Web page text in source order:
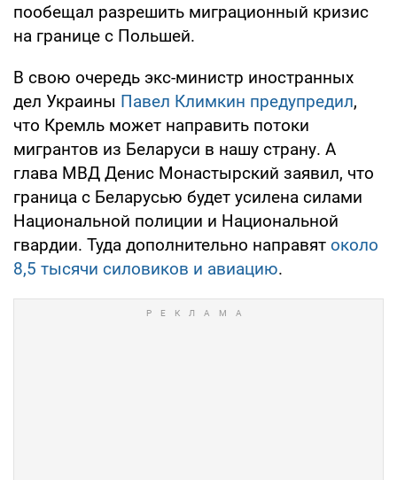
пообещал разрешить миграционный кризис
на границе с Польшей.
В свою очередь экс-министр иностранных
дел Украины Павел Климкин предупредил,
что Кремль может направить потоки
мигрантов из Беларуси в нашу страну. А
глава МВД Денис Монастырский заявил, что
граница с Беларусью будет усилена силами
Национальной полиции и Национальной
гвардии. Туда дополнительно направят около
8,5 тысячи силовиков и авиацию.